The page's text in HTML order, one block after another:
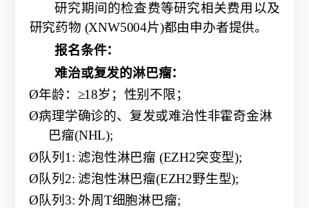
研究期间的检查费等研究相关费用以及
研究药物 (XNW5004片)都由申办者提供。
报名条件：
难治或复发的淋巴瘤：
Ø年龄： ≥18岁；性别不限；
Ø病理学确诊的、复发或难治性非霍奇金淋
巴瘤(NHL);
Ø队列 1: 滤泡性淋巴瘤 (EZH2突变型);
Ø队列 2: 滤泡性淋巴瘤(EZH2野生型);
Ø队列 3: 外周T细胞淋巴瘤;